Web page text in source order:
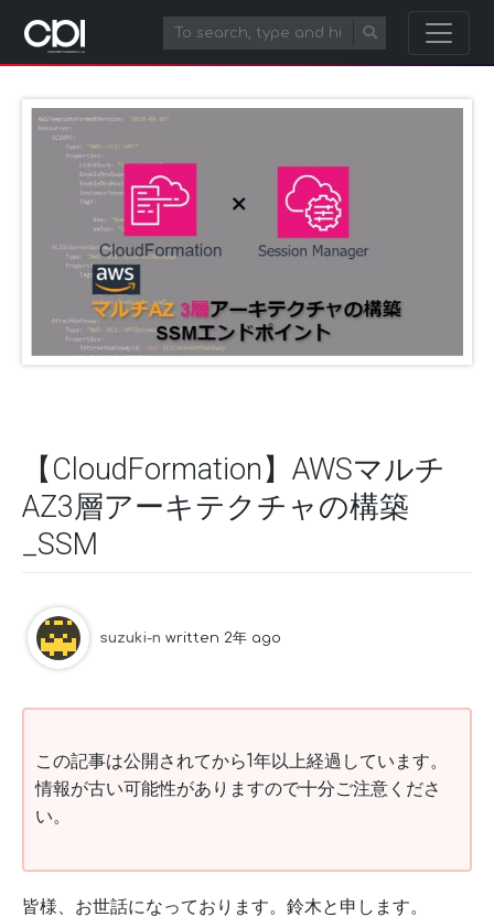
【CloudFormation】AWSマルチ
AZ3層アーキテクチャの構築
_SSM
suzuki-n written 2年 ago
この記事は公開されてから1年以上経過しています。
情報が古い可能性がありますので十分ご注意くださ
い。
皆様、お世話になっております。鈴木と申します。